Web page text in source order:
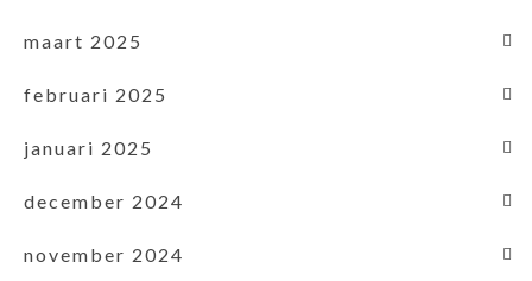
maart 2025
februari 2025
januari 2025
december 2024
november 2024